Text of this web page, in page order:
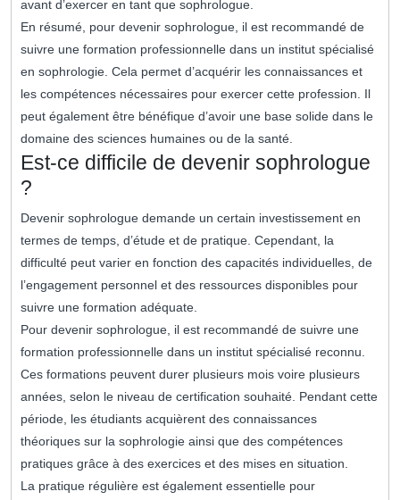
avant d’exercer en tant que sophrologue.
En résumé, pour devenir sophrologue, il est recommandé de
suivre une formation professionnelle dans un institut spécialisé
en sophrologie. Cela permet d’acquérir les connaissances et
les compétences nécessaires pour exercer cette profession. Il
peut également être bénéfique d’avoir une base solide dans le
domaine des sciences humaines ou de la santé.
Est-ce difficile de devenir sophrologue
?
Devenir sophrologue demande un certain investissement en
termes de temps, d’étude et de pratique. Cependant, la
difficulté peut varier en fonction des capacités individuelles, de
l’engagement personnel et des ressources disponibles pour
suivre une formation adéquate.
Pour devenir sophrologue, il est recommandé de suivre une
formation professionnelle dans un institut spécialisé reconnu.
Ces formations peuvent durer plusieurs mois voire plusieurs
années, selon le niveau de certification souhaité. Pendant cette
période, les étudiants acquièrent des connaissances
théoriques sur la sophrologie ainsi que des compétences
pratiques grâce à des exercices et des mises en situation.
La pratique régulière est également essentielle pour